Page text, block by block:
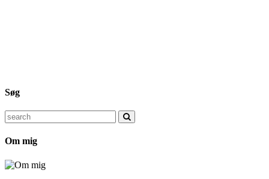
Søg
Search
for:
Om mig